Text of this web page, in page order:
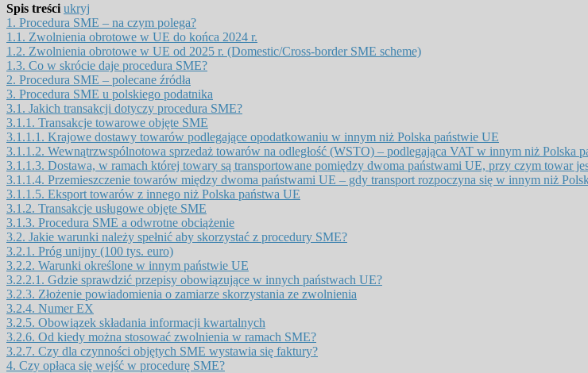
Spis treści ukryj
1. Procedura SME – na czym polega?
1.1. Zwolnienia obrotowe w UE do końca 2024 r.
1.2. Zwolnienia obrotowe w UE od 2025 r. (Domestic/Cross-border SME scheme)
1.3. Co w skrócie daje procedura SME?
2. Procedura SME – polecane źródła
3. Procedura SME u polskiego podatnika
3.1. Jakich transakcji dotyczy procedura SME?
3.1.1. Transakcje towarowe objęte SME
3.1.1.1. Krajowe dostawy towarów podlegające opodatkowaniu w innym niż Polska państwie UE
3.1.1.2. Wewnątrzwspólnotowa sprzedaż towarów na odległość (WSTO) – podlegająca VAT w innym niż Polska
3.1.1.3. Dostawa, w ramach której towary są transportowane pomiędzy dwoma państwami UE, przy czym towar
3.1.1.4. Przemieszczenie towarów między dwoma państwami UE – gdy transport rozpoczyna się w innym niż
3.1.1.5. Eksport towarów z innego niż Polska państwa UE
3.1.2. Transakcje usługowe objęte SME
3.1.3. Procedura SME a odwrotne obciążenie
3.2. Jakie warunki należy spełnić aby skorzystać z procedury SME?
3.2.1. Próg unijny (100 tys. euro)
3.2.2. Warunki określone w innym państwie UE
3.2.2.1. Gdzie sprawdzić przepisy obowiązujące w innych państwach UE?
3.2.3. Złożenie powiadomienia o zamiarze skorzystania ze zwolnienia
3.2.4. Numer EX
3.2.5. Obowiązek składania informacji kwartalnych
3.2.6. Od kiedy można stosować zwolnienia w ramach SME?
3.2.7. Czy dla czynności objętych SME wystawia się faktury?
4. Czy opłaca się wejść w procedurę SME?